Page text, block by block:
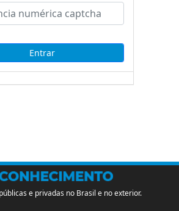
e privadas no Brasil e no exterior.